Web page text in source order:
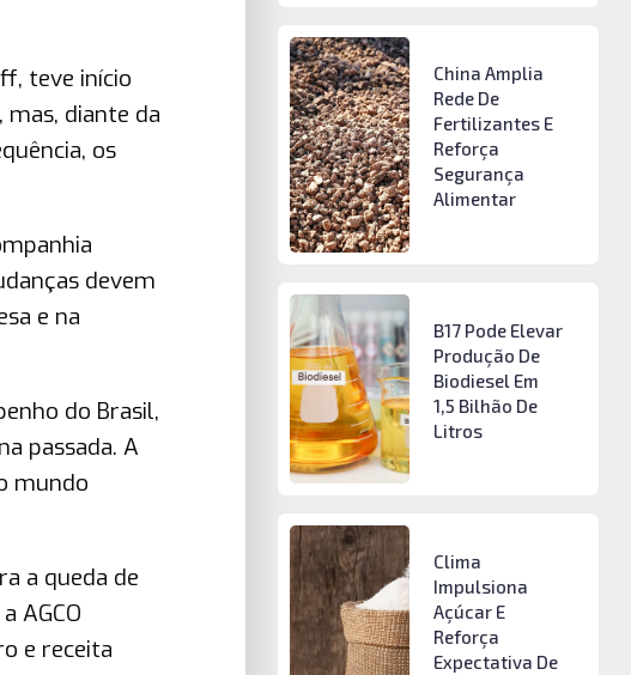
teve início
diante da
os
devem
e na
do Brasil,
passada. A
mundo
a queda de
AGCO
e receita
China Amplia
Rede De
Fertilizantes E
Reforça
Segurança
Alimentar
B17 Pode Elevar
Produção De
Biodiesel Em
1,5 Bilhão De
Litros
Clima
Impulsiona
Açúcar E
Reforça
Expectativa De